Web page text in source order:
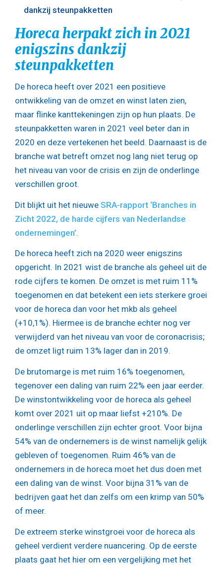
dankzij steunpakketten
Horeca herpakt zich in 2021
enigszins dankzij
steunpakketten
De horeca heeft over 2021 een positieve
ontwikkeling van de omzet en winst laten zien,
maar flinke kanttekeningen zijn op hun plaats. De
steunpakketten waren in 2021 veel beter dan in
2020 en deze vertekenen het beeld. Daarnaast is de
branche wat betreft omzet nog lang niet terug op
het niveau van voor de crisis en zijn de onderlinge
verschillen groot.
Dit blijkt uit het nieuwe SRA-rapport ‘Branches in
Zicht 2022, de harde cijfers van Nederlandse
ondernemingen’.
De horeca heeft zich na 2020 weer enigszins
opgericht. In 2021 wist de branche als geheel uit de
rode cijfers te komen. De omzet is met ruim 11%
toegenomen en dat betekent een iets sterkere groei
voor de horeca dan voor het mkb als geheel
(+10,1%). Hiermee is de branche echter nog ver
verwijderd van het niveau van voor de coronacrisis;
de omzet ligt ruim 13% lager dan in 2019.
De brutomarge is met ruim 16% toegenomen,
tegenover een daling van ruim 22% een jaar eerder.
De winstontwikkeling voor de horeca als geheel
komt over 2021 uit op maar liefst +210%. De
onderlinge verschillen zijn echter groot. Voor bijna
54% van de ondernemers is de winst namelijk gelijk
gebleven of toegenomen. Ruim 46% van de
ondernemers in de horeca moet het dus doen met
een daling van de winst. Voor bijna 31% van de
bedrijven gaat het dan zelfs om een krimp van 50%
of meer.
De extreem sterke winstgroei voor de horeca als
geheel verdient verdere nuancering. Op de eerste
plaats gaat het hier om een vergelijking met het